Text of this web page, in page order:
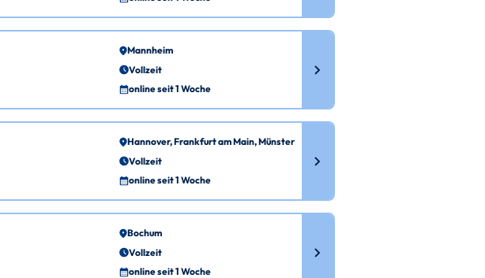
Mannheim
Vollzeit
online seit 1 Woche
Hannover, Frankfurt am Main, Münster
Vollzeit
online seit 1 Woche
Bochum
Vollzeit
online seit 1 Woche